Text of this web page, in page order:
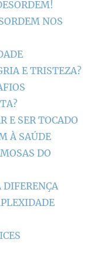
NOS
E TRISTEZA?
E SER TOCADO
À SAÚDE
DO